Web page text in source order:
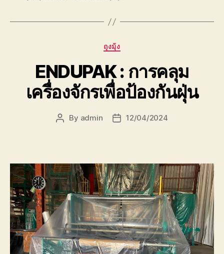
Categories
ถุงมุ้ง
ENDUPAK : การคลุม
เครื่องจักรเพื่อป้องกันฝุ่น
Post
By admin
Post12/04/2024